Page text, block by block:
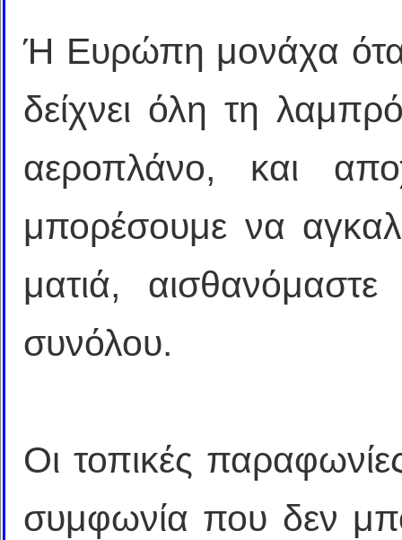
Ή Ευρώπη μονάχα
δείχνει όλη τη
αεροπλάνο, και
μπορέσουμε να
ματιά,
συνόλου.
Οι τοπικές
συμφωνία που δεν